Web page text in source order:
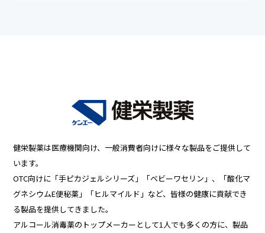
健栄製薬は医療機関向け、一般消費者向けに様々な製品をご提供して
います。
OTC向けに「手ピカジェルシリーズ」「ベビーワセリン」、「酸化マ
グネシウムE便秘薬」「ヒルマイルド」など、皆様の健康に貢献でき
る製品を提供してきました。
アルコール消毒薬のトップメーカーとして1人でも多くの方に、製品